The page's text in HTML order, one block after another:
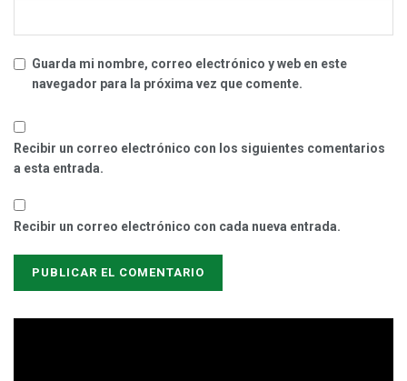
Guarda mi nombre, correo electrónico y web en este
navegador para la próxima vez que comente.
Recibir un correo electrónico con los siguientes comentarios
a esta entrada.
Recibir un correo electrónico con cada nueva entrada.